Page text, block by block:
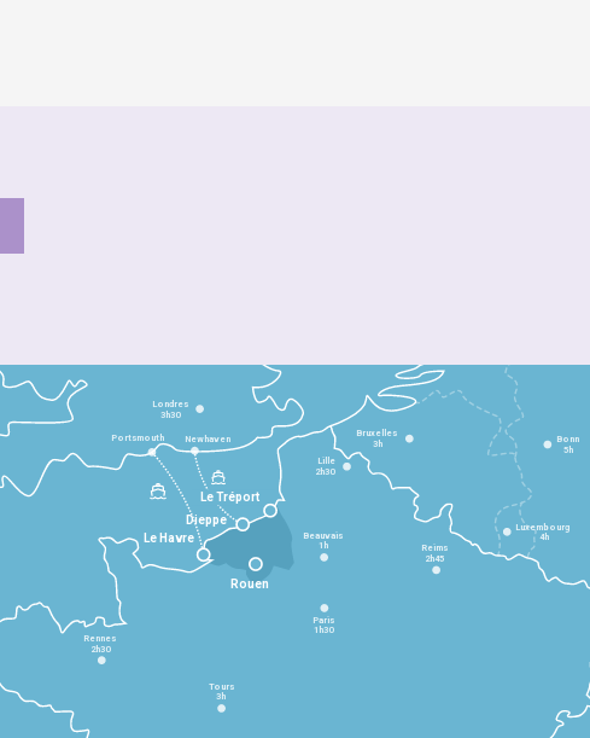
Le Havre
Dieppe
Le Tréport
Rennes
2h30
Tours
3h
Paris
1h30
Beauvais
1h Reims
2h45
Lille
2h30
Bruxelles
3h
Londres
3h30
Newhaven
Portsmouth Bonn
5h
Luxembourg
4h
Rouen